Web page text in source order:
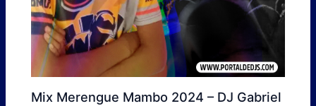
Mix Merengue Mambo 2024 – DJ Gabriel